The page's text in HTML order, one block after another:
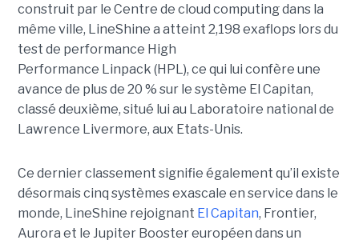
construit par le Centre de cloud computing dans la
même ville, LineShine a atteint 2,198 exaflops lors du
test de performance High
Performance Linpack (HPL), ce qui lui confère une
avance de plus de 20 % sur le système El Capitan,
classé deuxième, situé lui au Laboratoire national de
Lawrence Livermore, aux Etats-Unis.
Ce dernier classement signifie également qu’il existe
désormais cinq systèmes exascale en service dans le
monde, LineShine rejoignant El Capitan, Frontier,
Aurora et le Jupiter Booster européen dans un